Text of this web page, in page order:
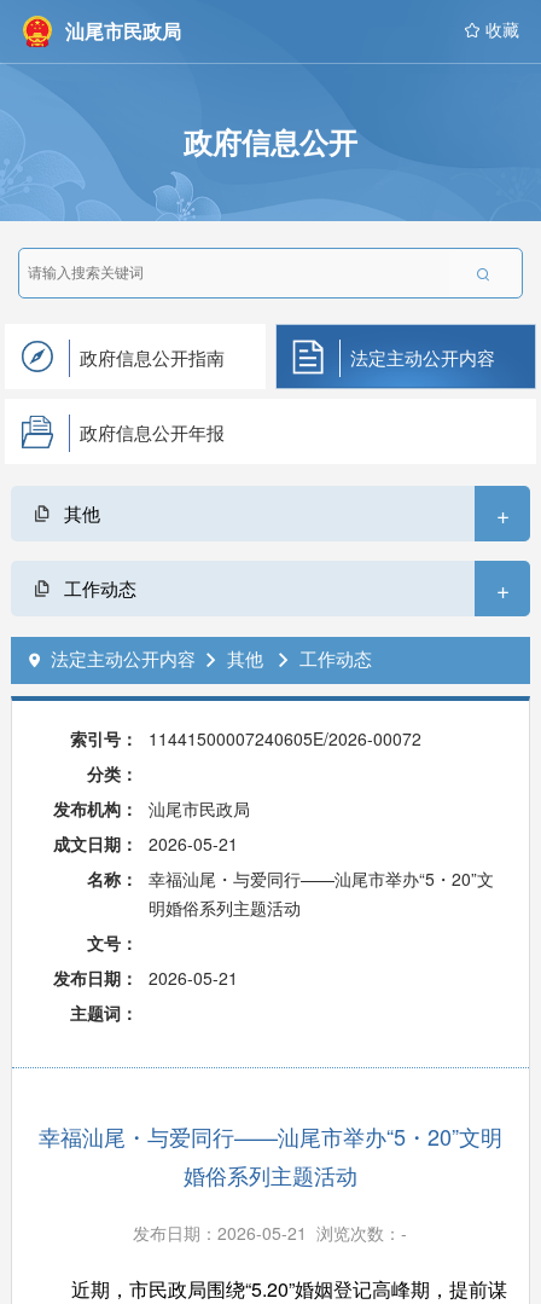
汕尾市民政局  收藏
政府信息公开

政府信息公开指南 法定主动公开内容
政府信息公开年报
其他 +
工作动态 +
 法定主动公开内容  其他  工作动态
索引号：
11441500007240605E/2026-00072
分类：
发布机构：
汕尾市民政局
成文日期：
2026-05-21
名称：
幸福汕尾・与爱同行——汕尾市举办“5・20”文
明婚俗系列主题活动
文号：
发布日期：
2026-05-21
主题词：
幸福汕尾・与爱同行——汕尾市举办“5・20”文明
婚俗系列主题活动
发布日期：2026-05-21 浏览次数：-
近期，市民政局围绕“5.20”婚姻登记高峰期，提前谋